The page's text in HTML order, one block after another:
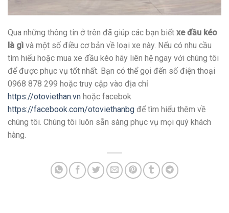
Qua những thông tin ở trên đã giúp các bạn biết xe đầu kéo
là gì và một số điều cơ bản về loại xe này. Nếu có nhu cầu
tìm hiểu hoặc mua xe đầu kéo hãy liên hệ ngay với chúng tôi
để được phục vụ tốt nhất. Bạn có thể gọi đến số điện thoại
0968 878 299 hoặc truy cập vào địa chỉ
https://otoviethan.vn hoặc facebok
https://facebook.com/otoviethanbg để tìm hiểu thêm về
chúng tôi. Chúng tôi luôn sẵn sàng phục vụ mọi quý khách
hàng.